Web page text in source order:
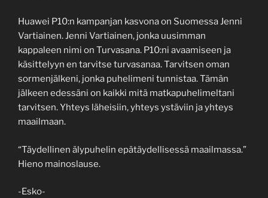
Huawei P10:n kampanjan kasvona on Suomessa Jenni
Vartiainen. Jenni Vartiainen, jonka uusimman
kappaleen nimi on Turvasana. P10:ni avaamiseen ja
käsittelyyn en tarvitse turvasanaa. Tarvitsen oman
sormenjälkeni, jonka puhelimeni tunnistaa. Tämän
jälkeen edessäni on kaikki mitä matkapuhelimeltani
tarvitsen. Yhteys läheisiin, yhteys ystäviin ja yhteys
maailmaan.
“Täydellinen älypuhelin epätäydellisessä maailmassa.”
Hieno mainoslause.
-Esko-